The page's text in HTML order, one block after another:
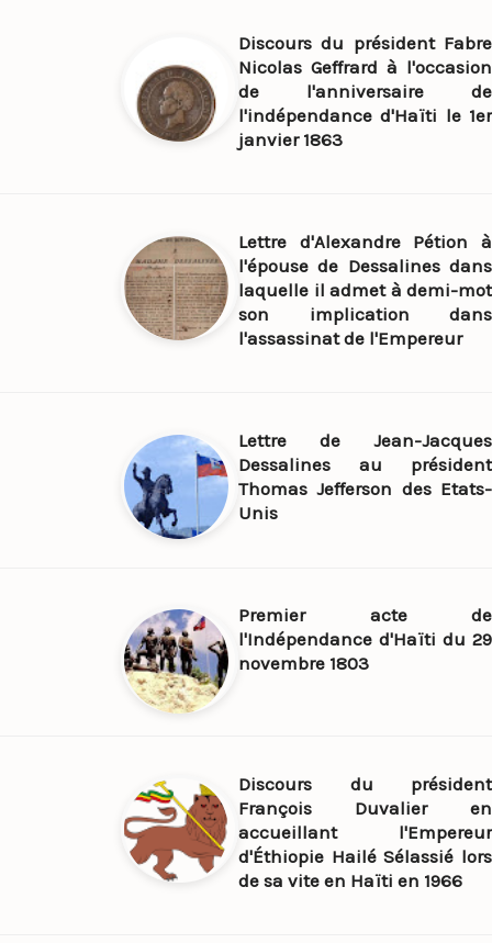
Discours du président Fabre
Nicolas Geffrard à l'occasion
de l'anniversaire de
l'indépendance d'Haïti le 1er
janvier 1863
Lettre d'Alexandre Pétion à
l'épouse de Dessalines dans
laquelle il admet à demi-mot
son implication dans
l'assassinat de l'Empereur
Lettre de Jean-Jacques
Dessalines au président
Thomas Jefferson des Etats-
Unis
Premier acte de
l'Indépendance d'Haïti du 29
novembre 1803
Discours du président
François Duvalier en
accueillant l'Empereur
d'Éthiopie Hailé Sélassié lors
de sa vite en Haïti en 1966